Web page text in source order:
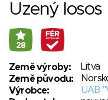
Uzený losos
28
Země výroby:
Litva
Země původu:
Výrobce:
UAB